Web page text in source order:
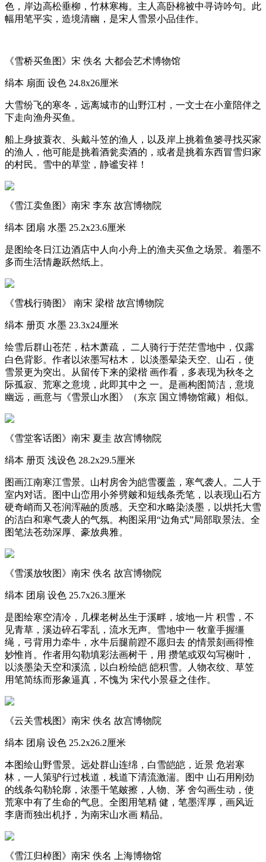
色，岸边高松垂柳，竹林寒梅。主人高卧棉被中寻诗吟句。此
幅用笔平实，造境清幽，是宋人雪景小品佳作。
《雪桥买鱼图》宋 佚名 大都会艺术博物馆
绢本 扇面 设色 24.8x26厘米
大雪纷飞的寒冬，远离城市的山野江村，一文士在小童陪伴之
下走向渔舟买鱼。
船上身披蓑衣、头戴斗笠的渔人，以及岸上挑着鱼篓寻找买家
的渔人，他可能是挑着酒瓮卖酒的，或者是挑着东西冒雪归家
的村民。雪中的草堂，静谧安祥！
《雪江卖鱼图》南宋 李东 故宫博物院
绢本 团扇 水墨 25.2x23.6厘米
是图绘冬日江边酒店中人向小舟上的渔夫买鱼之场景。着墨不
多而生活情趣跃然纸上。
《雪栈行骑图》 南宋 梁楷 故宫博物院
绢本 册页 水墨 23.3x24厘米
绘雪后群山苍茫，枯木萧疏， 二人骑行于茫茫雪地中，仅露
白色背影。作者以浓墨写枯木， 以淡墨晕染天空、山石，使
雪景更为突出。从留传下来的梁楷 画作看，多表现为秋冬之
际孤寂、荒寒之意境，此即其中之 一。是画构图简洁，意境
幽远，画意与《雪景山水图》（东京 国立博物馆藏）相似。
《雪堂客话图》南宋 夏圭 故宫博物院
绢本 册页 浅设色 28.2x29.5厘米
图画江南寒江雪景。山村房舍为皑雪覆盖，寒气袭人。二人于
室内对话。图中山峦用小斧劈皴和短线条秃笔，以表现山石方
硬奇峭而又苍润浑融的质感。天空和水略染淡墨，以烘托大雪
的洁白和寒气袭人的气氛。构图采用“边角式”局部取景法。全
图笔法苍劲深厚、豪放典雅。
《雪溪放牧图》南宋 佚名 故宫博物院
绢本 团扇 设色 25.7x26.3厘米
是图绘寒空清冷，几棵老树丛生于溪畔，坡地一片 积雪，不
见青草，溪边碎石零乱，流水无声。雪地中一 牧童手握缰
绳，弓背用力牵牛，水牛后腿前蹬不愿归去 的情景刻画得惟
妙惟肖。作者用勾勒填彩法画树干，用 攒笔或双勾写榭叶，
以淡墨染天空和溪流，以白粉绘皑 皑积雪。人物衣纹、草笠
用笔简练而形象逼真，不愧为 宋代小景昼之佳作。
《云关雪栈图》南宋 佚名 故宫博物院
绢本 团扇 设色 25.2x26.2厘米
本图绘山野雪景。远处群山连绵，白雪皑皑，近景 危岩寒
林，一人策驴行过栈道，栈道下清流激湍。图中 山石用刚劲
的线条勾勒轮廓，浓墨干笔皴擦，人物、茅 舍勾画生动，使
荒寒中有了生命的气息。全图用笔精 健，笔墨浑厚，画风近
李唐而独出机抒，为南宋山水画 精品。
《雪江归棹图》南宋 佚名 上海博物馆